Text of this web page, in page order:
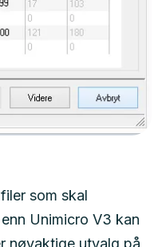
som skal
Unimicro V3 kan
nøyaktige utvalg på